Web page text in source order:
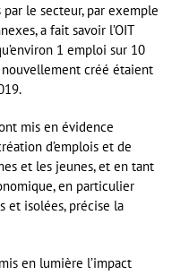
le secteur, par exemple
a fait savoir l’OIT
1 emploi sur 10
créé étaient
mis en évidence
d’emplois et de
et les jeunes, et en tant
en particulier
et isolées, précise la
en lumière l’impact